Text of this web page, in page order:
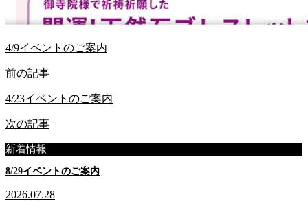
4/9イベントのご案内
前の記事
4/23イベントのご案内
次の記事
新着情報
8/29イベントのご案内
2026.07.28